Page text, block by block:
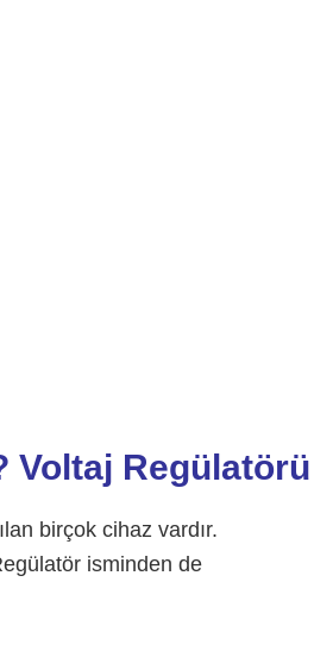
Voltaj Regülatörü
birçok cihaz vardır.
isminden de